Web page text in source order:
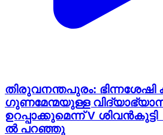
തിരുവനന്തപുരം: ഭിന്നശേഷി
ഗുണമേന്മയുള്ള
ഉറപ്പാക്കുമെന്ന് V
ൽ പറഞ്ഞു